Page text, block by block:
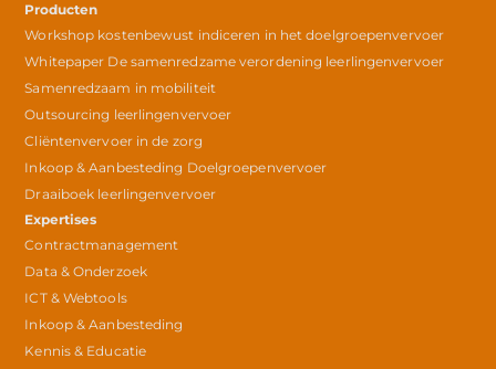
Producten
Workshop kostenbewust indiceren in het doelgroepenvervoer
Whitepaper De samenredzame verordening leerlingenvervoer
Samenredzaam in mobiliteit
Outsourcing leerlingenvervoer
Cliëntenvervoer in de zorg
Inkoop & Aanbesteding Doelgroepenvervoer
Draaiboek leerlingenvervoer
Expertises
Contractmanagement
Data & Onderzoek
ICT & Webtools
Inkoop & Aanbesteding
Kennis & Educatie